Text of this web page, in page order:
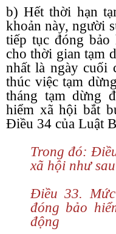
b) Hết thời hạn
khoản này, người
tiếp tục đóng
cho thời gian tạm
nhất là ngày cuối
thúc việc tạm
tháng tạm dừng
hiểm xã hội bắt
Điều 34 của Luật
Trong đó:
xã hội như
Điều 33.
đóng bảo
động